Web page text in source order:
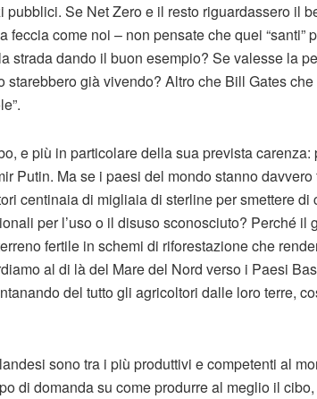
pubblici. Se Net Zero e il resto riguardassero il
feccia come noi – non pensate che quei “santi”
strada dando il buon esempio? Se valesse la
starebbero già vivendo? Altro che Bill Gates
e più in particolare della sua prevista
Putin. Ma se i paesi del mondo stanno
centinaia di migliaia di sterline per smettere di
per l’uso o il disuso sconosciuto? Perché il
fertile in schemi di riforestazione che
al di là del Mare del Nord verso i Paesi
del tutto gli agricoltori dalle loro terre,
sono tra i più produttivi e competenti al
di domanda su come produrre al meglio il